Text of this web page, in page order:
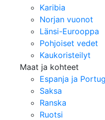
Karibia
Norjan vuonot
Länsi-Eurooppa
Pohjoiset vedet
Kaukoristeilyt
Maat ja kohteet
Espanja ja
Saksa
Ranska
Ruotsi